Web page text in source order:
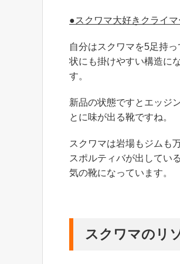
●スクワマ大好きクライ
自分はスクワマを5足持
状にも掛けやすい構造に
す。
新品の状態ですとエッジ
とに味が出る靴ですね。
スクワマは岩場もジムも
スポルティバが出してい
気の靴になっています。
スクワマのリ